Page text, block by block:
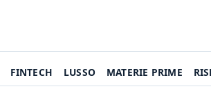
FINTECH LUSSO MATERIE PRIME